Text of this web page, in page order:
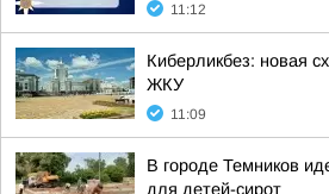
11:12
Киберликбез: новая
ЖКУ
11:09
В городе Темников
для детей-сирот